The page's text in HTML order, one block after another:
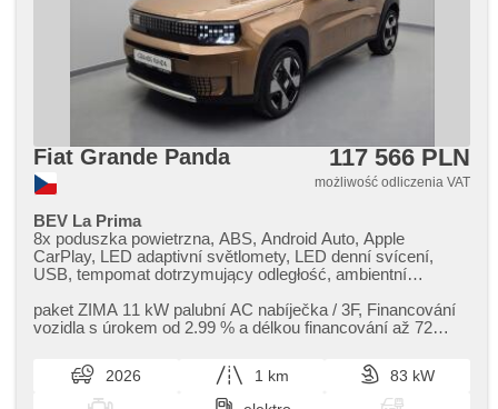
Fiat Grande Panda 117 566 PLN
możliwość odliczenia VAT
BEV La Prima
8x poduszka powietrzna, ABS, Android Auto, Apple
CarPlay, LED adaptivní světlomety, LED denní svícení,
USB, tempomat dotrzymujący odległość, ambientní
změny jízdního pruhu, automatyczne lampy ostrzegawcze,
klimatronic, automat, automatyczny hamulec,
světel, bluetooth, zamykanie centralne - zdalne, centralny
zamek, wyłączenie poduszki pasażera, światła do jazdy
dziennej, digitální příjem rádia (DAB), digitální přístrojová
paket ZIMA 11 kW palubní AC nabíječka / 3F,​ Financování
vozidla s úrokem od 2.99 % a délkou financování až 72
2026 1 km
83 kW